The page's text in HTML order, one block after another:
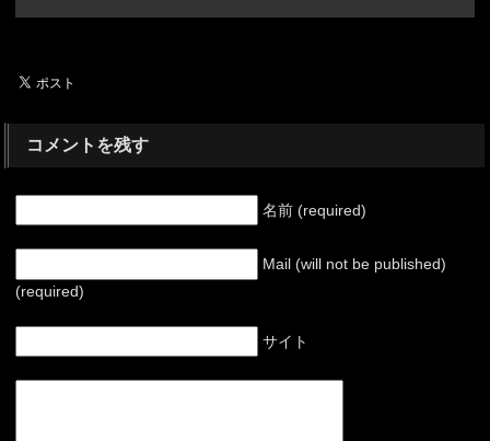
コメントを残す
名前 (required)
Mail (will not be published)
(required)
サイト